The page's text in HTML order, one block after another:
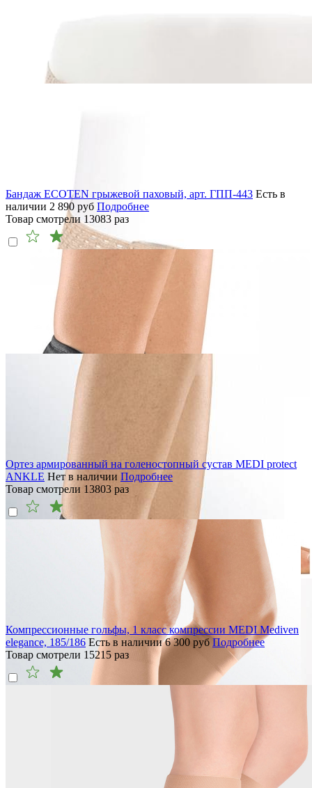
Бандаж ECOTEN грыжевой паховый, арт. ГПП-443 Есть в
наличии 2 890 руб Подробнее
Товар смотрели 13083 раз
Ортез армированный на голеностопный сустав MEDI protect
ANKLE Нет в наличии Подробнее
Товар смотрели 13803 раз
Компрессионные гольфы, 1 класс компрессии MEDI Mediven
elegance, 185/186 Есть в наличии 6 300 руб Подробнее
Товар смотрели 15215 раз